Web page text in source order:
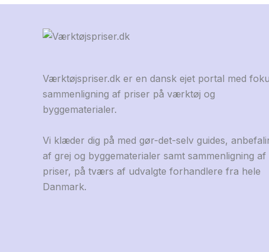
Værktøjspriser.dk er en dansk ejet portal med
sammenligning af priser på værktøj og
byggematerialer.
Vi klæder dig på med gør-det-selv guides,
af grej og byggematerialer samt sammenligning af
priser, på tværs af udvalgte forhandlere fra hele
Danmark.